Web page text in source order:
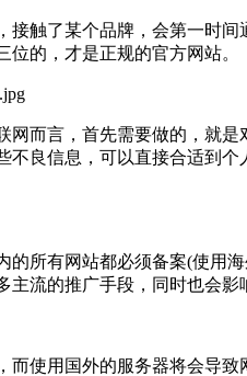
触了某个品牌，会第一时
的，才是正规的官方网站。
网而言，首先需要做的，就
不良信息，可以直接合适到
的所有网站都必须备案(使用
流的推广手段，同时也会影
而使用国外的服务器将会导